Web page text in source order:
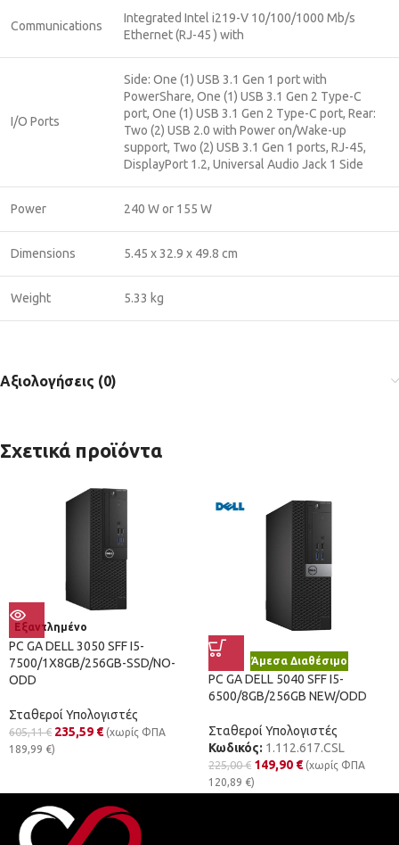
Communications
Integrated Intel i219-V 10/100/1000 Mb/s
Ethernet (RJ-45 ) with
I/O Ports
Side: One (1) USB 3.1 Gen 1 port with
PowerShare, One (1) USB 3.1 Gen 2 Type-C
port, One (1) USB 3.1 Gen 2 Type-C port, Rear:
Two (2) USB 2.0 with Power on/Wake-up
support, Two (2) USB 3.1 Gen 1 ports, RJ-45,
DisplayPort 1.2, Universal Audio Jack 1 Side
Power 240 W or 155 W
Dimensions 5.45 x 32.9 x 49.8 cm
Weight 5.33 kg
Αξιολογήσεις (0)
Σχετικά προϊόντα
Εξαντλημένο
PC GA DELL 3050 SFF I5-
7500/1X8GB/256GB-SSD/NO-
ODD
Σταθεροί Υπολογιστές
605,11€ 235,59 € (χωρίς ΦΠΑ
189,99 €)
Άμεσα Διαθέσιμο
PC GA DELL 5040 SFF I5-
6500/8GB/256GB NEW/ODD
Σταθεροί Υπολογιστές
Κωδικός: 1.112.617.CSL
225,00€ 149,90 € (χωρίς ΦΠΑ
120,89 €)